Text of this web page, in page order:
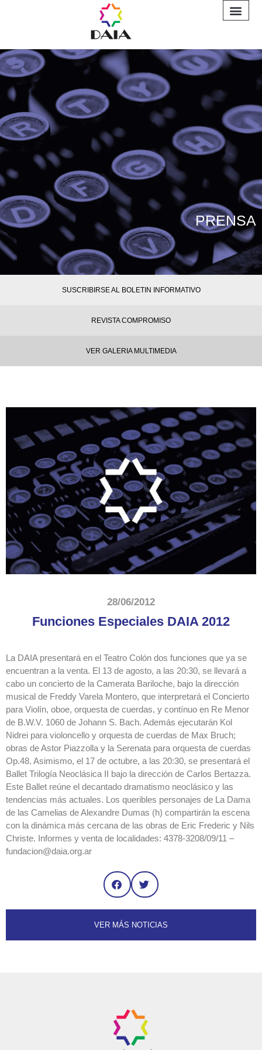
PRENSA
SUSCRIBIRSE AL BOLETIN INFORMATIVO
REVISTA COMPROMISO
VER GALERIA MULTIMEDIA
28/06/2012
Funciones Especiales DAIA 2012
La DAIA presentará en el Teatro Colón dos funciones que ya se
encuentran a la venta. El 13 de agosto, a las 20:30, se llevará a
cabo un concierto de la Camerata Bariloche, bajo la dirección
musical de Freddy Varela Montero, que interpretará el Concierto
para Violín, oboe, orquesta de cuerdas, y contínuo en Re Menor
de B.W.V. 1060 de Johann S. Bach. Además ejecutarán Kol
Nidrei para violoncello y orquesta de cuerdas de Max Bruch;
obras de Astor Piazzolla y la Serenata para orquesta de cuerdas
Op.48. Asimismo, el 17 de octubre, a las 20:30, se presentará el
Ballet Trilogía Neoclásica II bajo la dirección de Carlos Bertazza.
Este Ballet reúne el decantado dramatismo neoclásico y las
tendencias más actuales. Los queribles personajes de La Dama
de las Camelias de Alexandre Dumas (h) compartirán la escena
con la dinámica más cercana de las obras de Eric Frederic y Nils
Christe. Informes y venta de localidades: 4378-3208/09/11 –
fundacion@daia.org.ar
VER MÁS NOTICIAS